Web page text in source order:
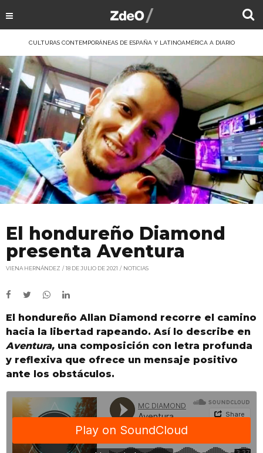
CULTURAS CONTEMPORÁNEAS DE ESPAÑA Y LATINOAMÉRICA A DIARIO
El hondureño Diamond
presenta Aventura
VIENA HERNÁNDEZ 18 DE JULIO DE 2021 NOTICIAS
El hondureño Allan Diamond recorre el camino
hacia la libertad rapeando. Así lo describe en
Aventura, una composición con letra profunda
y reflexiva que ofrece un mensaje positivo
ante los obstáculos.